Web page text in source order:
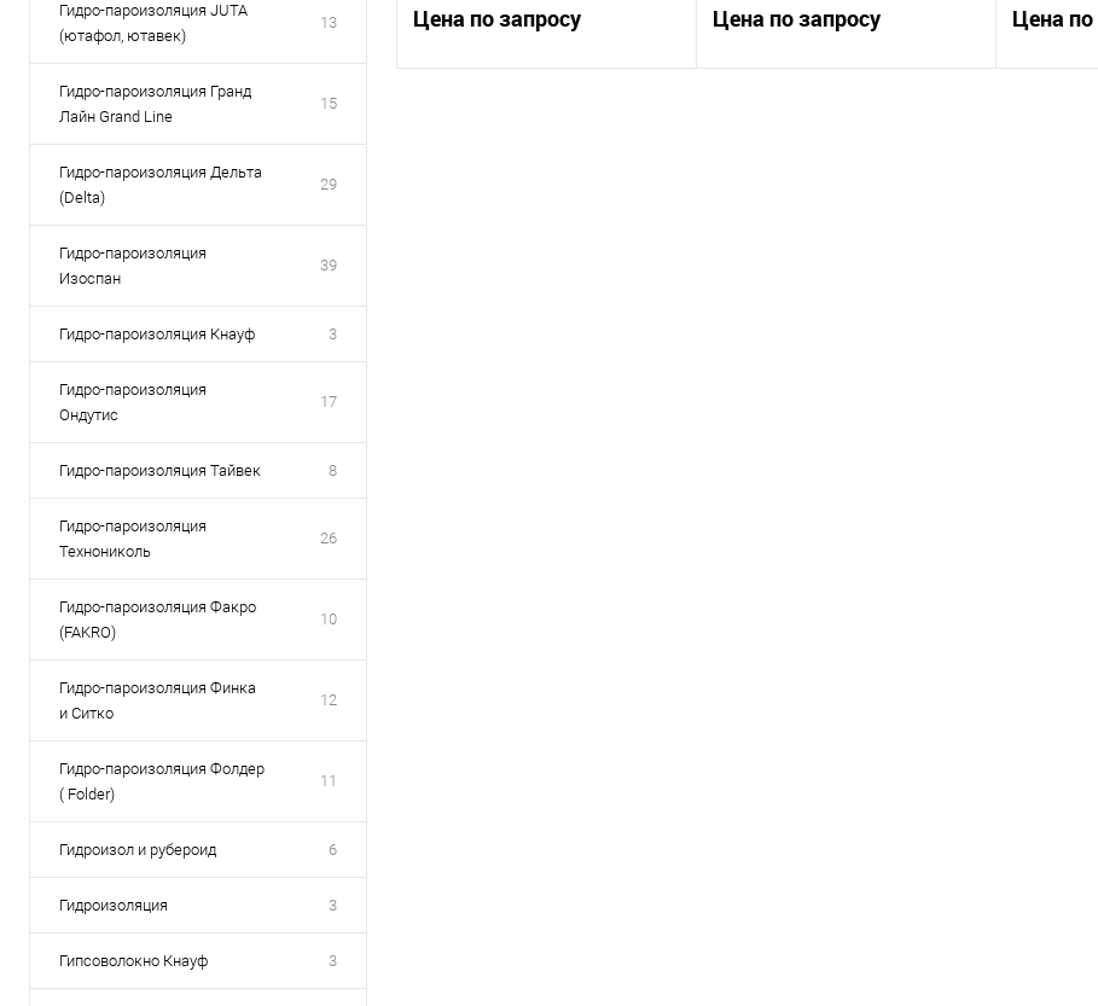
Гидро-пароизоляция JUTA
(ютафол, ютавек)
13
Гидро-пароизоляция Гранд
Лайн Grand Line
15
Гидро-пароизоляция Дельта
(Delta)
29
Гидро-пароизоляция
Изоспан
39
Гидро-пароизоляция Кнауф 3
Гидро-пароизоляция
Ондутис
17
Гидро-пароизоляция Тайвек 8
Гидро-пароизоляция
Технониколь
26
Гидро-пароизоляция Факро
(FAKRO)
10
Гидро-пароизоляция Финка
и Ситко
12
Гидро-пароизоляция Фолдер
( Folder)
11
Гидроизол и рубероид 6
Гидроизоляция 3
Гипсоволокно Кнауф 3
1185*585*50 мм в упаковке
Цена по запросу
упаковке 2,77м2
Цена по запросу Цена по